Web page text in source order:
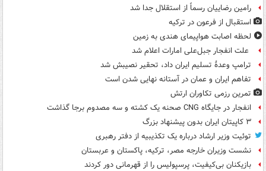
رامین رضاییان رسماً از استقلال جدا شد
استقبال از فرعون در ترکیه
لحظه اصابت هواپیمای هندی به زمین
علت انفجار جبل‌علی امارات اعلام شد
ترامپ وعدۀ تسلیم ایران داد، تحقیر نصیبش شد
تفاهم ایران و عمان در آستانه نهایی شدن است
تمرین رزمی تکاوران ارتش
انفجار در جایگاه CNG صحنه یک کشته و سه مصدوم برجا گذاشت
۳ کاپیتان ایران بدون پیشنهاد بزرگ
توئیت وزیر ارشاد درباره یک تکذیبیه از دفتر رهبری
نشست وزیران خارجه مصر، ترکیه، پاکستان و عربستان
بازیکنان بی‌کیفیت، پرسپولیس را از قهرمانی دور کردند